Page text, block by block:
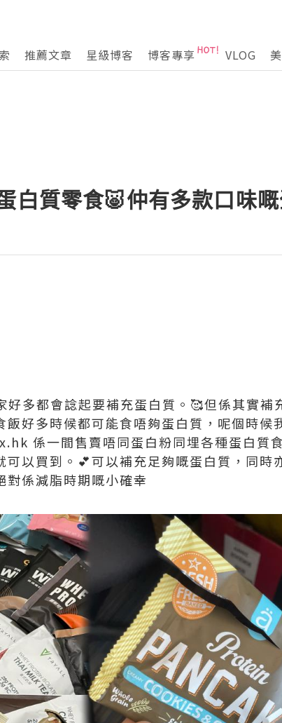
推薦文章 星級博客 博客專享 VLOG
白質零食🐷仲有多款口味
多都會諗起要補充蛋白質。🥰但係其實補
好多時候都可能食唔夠蛋白質，呢個時候
係一間售賣唔同蛋白粉同埋各種蛋白質
可以買到。💕可以補充足夠嘅蛋白質，同時
對係減脂時期嘅小確幸